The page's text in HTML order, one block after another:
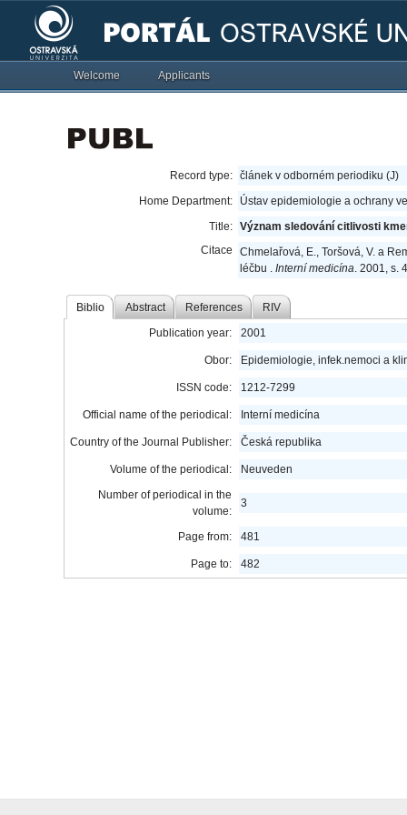
Welcome Applicants
Record type: článek v odborném periodiku (J)
Home Department:
Ústav epidemiologie a ochrany
Title: Význam sledování citlivosti
Citace
Chmelařová, E., Toršová, V. a
léčbu . Interní medicína. 2001, s.
Biblio Abstract References RIV
Publication year: 2001
Obor: Epidemiologie, infek.nemoci a
ISSN code: 1212-7299
Official name of the periodical: Interní medicína
Country of the Journal Publisher: Česká republika
Volume of the periodical:
Neuveden
Number of periodical in the
volume:
3
Page from: 481
Page to: 482